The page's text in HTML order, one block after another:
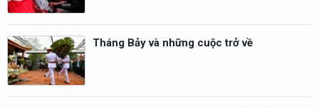
Tháng Bảy và những cuộc trở về